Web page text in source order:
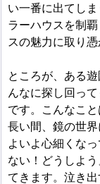
い一番に出てし
ラーハウスを制
スの魅力に取り憑
ところが、ある
んなに探し回っ
です。こんなこと
長い間、鏡の世
よいよ心細くな
ない！どうしよ
てきます。泣き